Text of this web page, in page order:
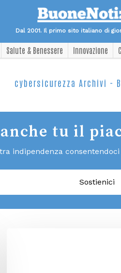
Dal 2001. Il primo sito italiano di
Salute & Benessere Innovazione
cybersicurezza Archivi -
tu il
indipendenza
Sostienici